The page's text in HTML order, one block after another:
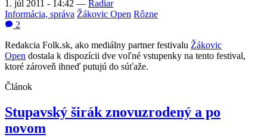
1. júl 2011 - 14:42 — Radiar
Informácia, správa Žákovic Open Rôzne
2
Redakcia Folk.sk, ako mediálny partner festivalu Žákovic
Open dostala k dispozícii dve voľné vstupenky na tento festival,
ktoré zároveň ihneď putujú do súťaže.
Článok
Stupavský širák znovuzrodený a po
novom